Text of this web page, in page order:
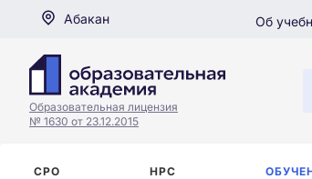
Абакан Об
Образовательная лицензия
№ 1630 от 23.12.2015
СРО НРС